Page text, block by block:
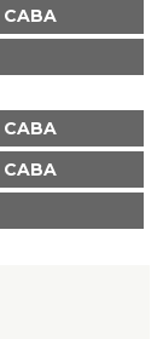
CABA
CABA
CABA